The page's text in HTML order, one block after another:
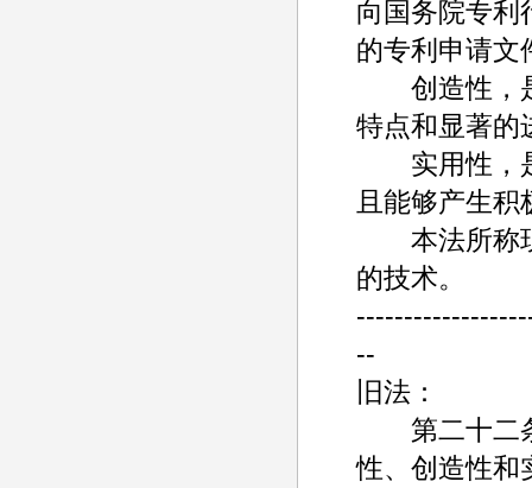
向国务院专利
的专利申请文
创造性，是
特点和显著的
实用性，是
且能够产生积
本法所称现
的技术。
--
旧法：
第二十二条
性、创造性和